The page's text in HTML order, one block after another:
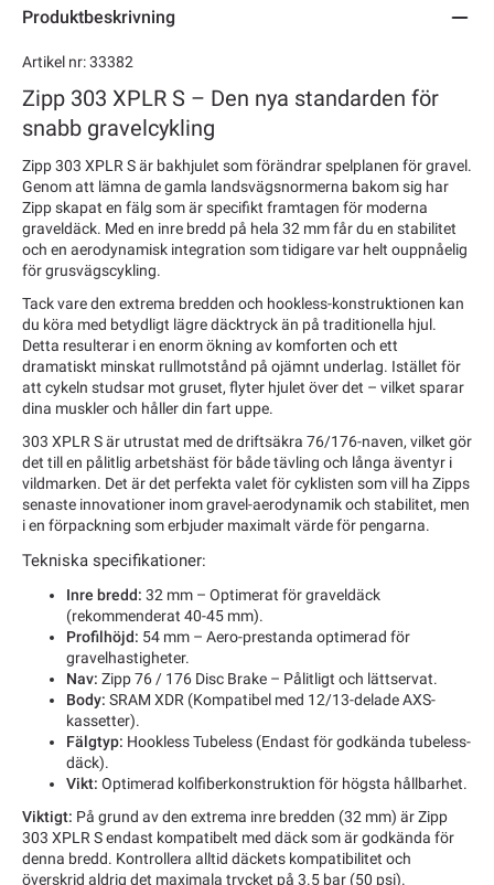
Produktbeskrivning
Artikel nr: 33382
Zipp 303 XPLR S – Den nya standarden för
snabb gravelcykling
Zipp 303 XPLR S är bakhjulet som förändrar spelplanen för gravel.
Genom att lämna de gamla landsvägsnormerna bakom sig har
Zipp skapat en fälg som är specifikt framtagen för moderna
graveldäck. Med en inre bredd på hela 32 mm får du en stabilitet
och en aerodynamisk integration som tidigare var helt ouppnåelig
för grusvägscykling.
Tack vare den extrema bredden och hookless-konstruktionen kan
du köra med betydligt lägre däcktryck än på traditionella hjul.
Detta resulterar i en enorm ökning av komforten och ett
dramatiskt minskat rullmotstånd på ojämnt underlag. Istället för
att cykeln studsar mot gruset, flyter hjulet över det – vilket sparar
dina muskler och håller din fart uppe.
303 XPLR S är utrustat med de driftsäkra 76/176-naven, vilket gör
det till en pålitlig arbetshäst för både tävling och långa äventyr i
vildmarken. Det är det perfekta valet för cyklisten som vill ha Zipps
senaste innovationer inom gravel-aerodynamik och stabilitet, men
i en förpackning som erbjuder maximalt värde för pengarna.
Tekniska specifikationer:
Inre bredd: 32 mm – Optimerat för graveldäck
(rekommenderat 40-45 mm).
Profilhöjd: 54 mm – Aero-prestanda optimerad för
gravelhastigheter.
Nav: Zipp 76 / 176 Disc Brake – Pålitligt och lättservat.
Body: SRAM XDR (Kompatibel med 12/13-delade AXS-
kassetter).
Fälgtyp: Hookless Tubeless (Endast för godkända tubeless-
däck).
Vikt: Optimerad kolfiberkonstruktion för högsta hållbarhet.
Viktigt: På grund av den extrema inre bredden (32 mm) är Zipp
303 XPLR S endast kompatibelt med däck som är godkända för
denna bredd. Kontrollera alltid däckets kompatibilitet och
överskrid aldrig det maximala trycket på 3.5 bar (50 psi).